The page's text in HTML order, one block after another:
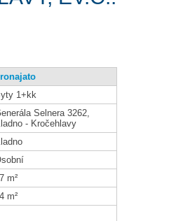
1+kk
Selnera 3262,
- Kročehlavy
m²
m²